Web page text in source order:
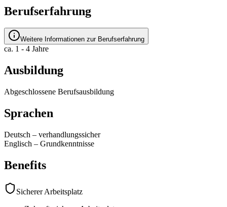
Berufserfahrung
Weitere Informationen zur Berufserfahrung
ca. 1 - 4 Jahre
Ausbildung
Abgeschlossene Berufsausbildung
Sprachen
Deutsch – verhandlungssicher
Englisch – Grundkenntnisse
Benefits
Sicherer Arbeitsplatz